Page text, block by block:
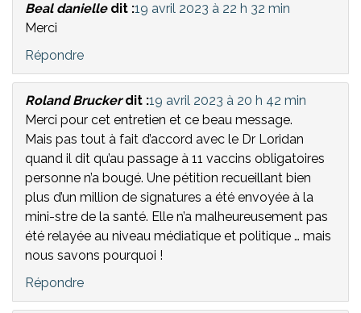
Beal danielle dit :19 avril 2023 à 22 h 32 min
Merci
Répondre
Roland Brucker dit :19 avril 2023 à 20 h 42 min
Merci pour cet entretien et ce beau message.
Mais pas tout à fait d’accord avec le Dr Loridan
quand il dit qu’au passage à 11 vaccins obligatoires
personne n’a bougé. Une pétition recueillant bien
plus d’un million de signatures a été envoyée à la
mini-stre de la santé. Elle n’a malheureusement pas
été relayée au niveau médiatique et politique … mais
nous savons pourquoi !
Répondre